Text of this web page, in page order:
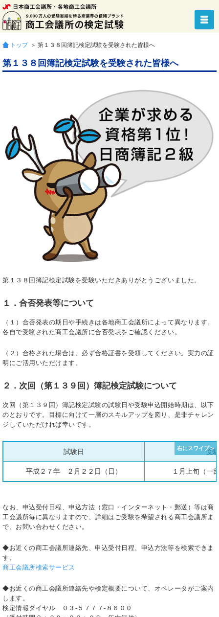
トップ ＞ 第１３８回簿記検定試験を受験された皆様へ
第１３８回簿記検定試験を受験された皆様へ
第１３８回簿記検定試験を受験いただきありがとうございました。
１．合否発表等について
（１）合否発表の期日や手続きは各地商工会議所によって異なります。
各自で受験された商工会議所に合否発表をご確認ください。
（２）合格された場合は、必ず合格証書を受領してください。実力の証
明にご活用いただけます。
２．次回（第１３９回）簿記検定試験について
次回（第１３９回）簿記検定試験の試験日や受験申込開始時期は、以下
のとおりです。目標に向けて一層のスキルアップを図り、是非チャレン
ジしていただければ幸いです。
試験日 受
平成２７年 ２月２２日（日） １月上旬（一
なお、申込受付日程、申込方法（窓口・インターネット・郵送）等は商
工会議所毎に異なりますので、詳細はご受験を希望される商工会議所ま
で、お問い合わせください。
◆お近くの商工会議所連絡先、申込受付日程、申込方法等を検索できま
す。
商工会議所検索サービス
◆お近くの商工会議所連絡先や検定概要について、オペレータがご案内
します。
検定情報ダイヤル ０３-５７７７-８６００